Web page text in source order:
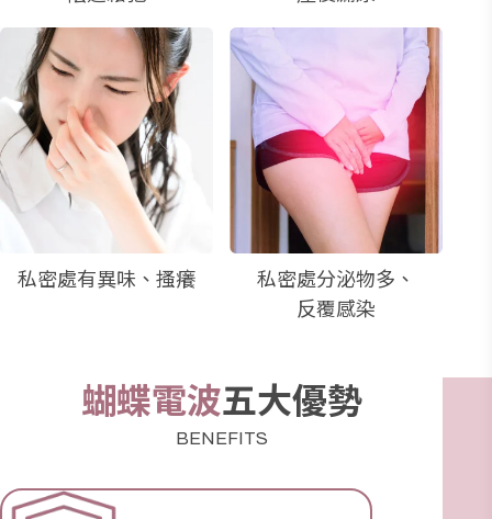
私密處有異味、搔癢 私密處分泌物多 、
反覆感染
蝴蝶電波五大優勢
BENEFITS